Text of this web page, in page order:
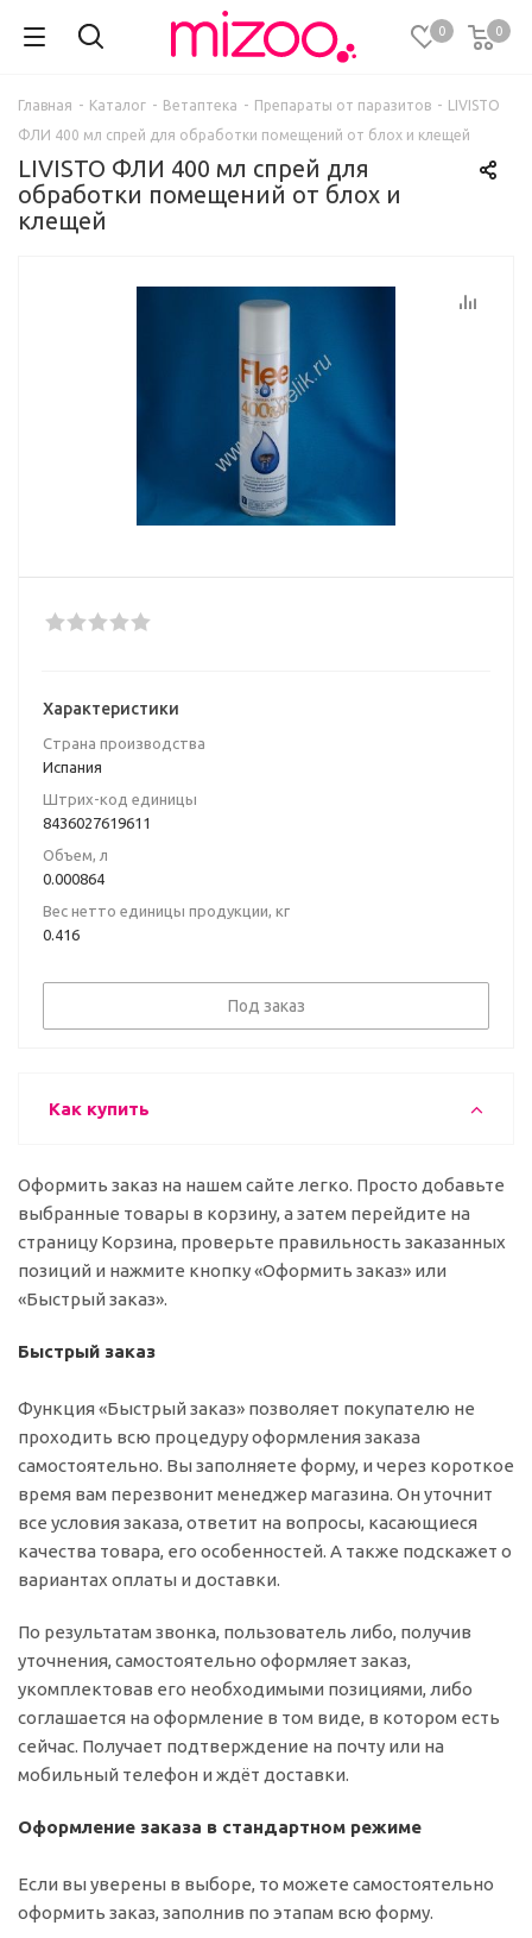
0 0
Главная - Каталог - Ветаптека - Препараты от паразитов - LIVISTO
ФЛИ 400 мл спрей для обработки помещений от блох и клещей
LIVISTO ФЛИ 400 мл спрей для
обработки помещений от блох и
клещей
Характеристики
Страна производства
Испания
Штрих-код единицы
8436027619611
Объем, л
0.000864
Вес нетто единицы продукции, кг
0.416
Под заказ
Как купить
Оформить заказ на нашем сайте легко. Просто добавьте
выбранные товары в корзину, а затем перейдите на
страницу Корзина, проверьте правильность заказанных
позиций и нажмите кнопку «Оформить заказ» или
«Быстрый заказ».
Быстрый заказ
Функция «Быстрый заказ» позволяет покупателю не
проходить всю процедуру оформления заказа
самостоятельно. Вы заполняете форму, и через короткое
время вам перезвонит менеджер магазина. Он уточнит
все условия заказа, ответит на вопросы, касающиеся
качества товара, его особенностей. А также подскажет о
вариантах оплаты и доставки.
По результатам звонка, пользователь либо, получив
уточнения, самостоятельно оформляет заказ,
укомплектовав его необходимыми позициями, либо
соглашается на оформление в том виде, в котором есть
сейчас. Получает подтверждение на почту или на
мобильный телефон и ждёт доставки.
Оформление заказа в стандартном режиме
Если вы уверены в выборе, то можете самостоятельно
оформить заказ, заполнив по этапам всю форму.